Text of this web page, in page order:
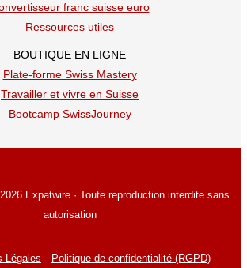
franc suisse euro
Ressources utiles
BOUTIQUE EN LIGNE
Plate-forme Swiss Mastery
Travailler et vivre en Suisse
Bootcamp SwissJourney
Expatwire · Toute reproduction interdite sans
autorisation
Légales Politique de confidentialité (RGPD)